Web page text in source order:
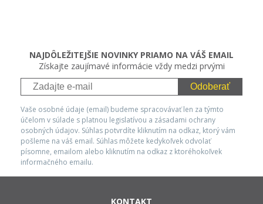
NAJDÔLEŽITEJŠIE NOVINKY PRIAMO NA VÁŠ EMAIL
Získajte zaujímavé informácie vždy medzi prvými
Odoberať
Vaše osobné údaje (email) budeme spracovávať len za týmto
účelom v súlade s platnou legislatívou a zásadami ochrany
osobných údajov. Súhlas potvrdíte kliknutím na odkaz, ktorý vám
pošleme na váš email. Súhlas môžete kedykoľvek odvolať
písomne, emailom alebo kliknutím na odkaz z ktoréhokoľvek
informačného emailu.
KONTAKT